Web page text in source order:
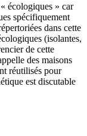
écologiques » car
spécifiquement
dans cette
(isolantes,
de cette
des maisons
réutilisés pour
est discutable